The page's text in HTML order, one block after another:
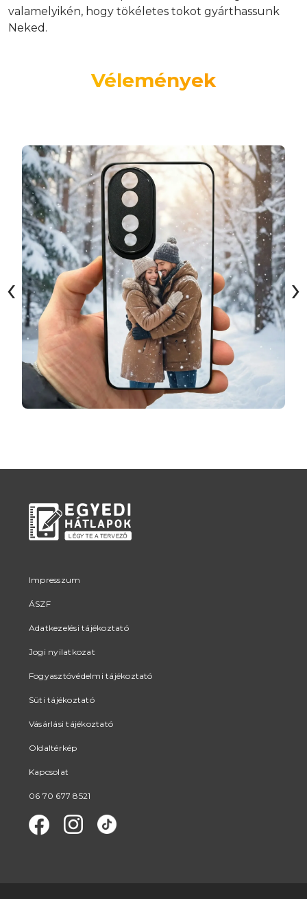
valamelyikén, hogy tökéletes tokot gyárthassunk
Neked.
Vélemények
‹ ›
Impresszum
ÁSZF
Adatkezelési tájékoztató
Jogi nyilatkozat
Fogyasztóvédelmi tájékoztató
Süti tájékoztató
Vásárlási tájékoztató
Oldaltérkép
Kapcsolat
06 70 677 8521